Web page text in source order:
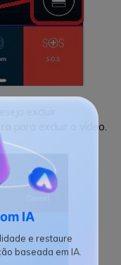
e restaure
excluir.
para excluir o vídeo.